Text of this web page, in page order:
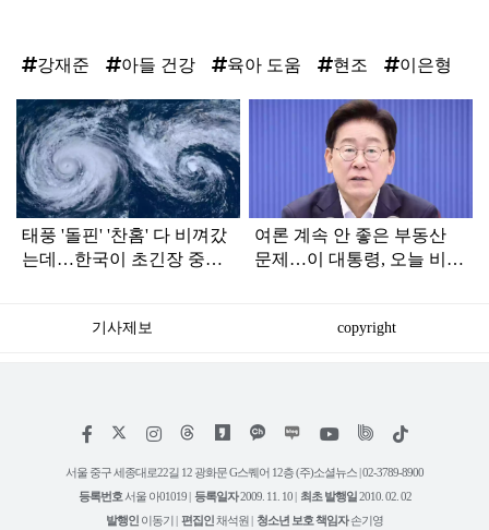
강재준 아들 건강 육아 도움 현조 이은형
탑
라
인
태풍 '돌핀' '찬홈' 다 비껴갔
는데…한국이 초긴장 중인
여론 계속 안 좋은 부동산
문제…이 대통령, 오늘 비공
기사제보 copyright
페
스
북
인
타
그
램
위
트
리
유
튜
틱
서울 중구 세종대로22길 12 광화문 G스퀘어 12층 (주)소셜뉴스 | 02-3789-8900
등록번호 서울 아01019 | 등록일자2009. 11. 10 | 최초 발행일2010. 02. 02
발행인 이동기 | 편집인채석원 | 청소년 보호 책임자손기영